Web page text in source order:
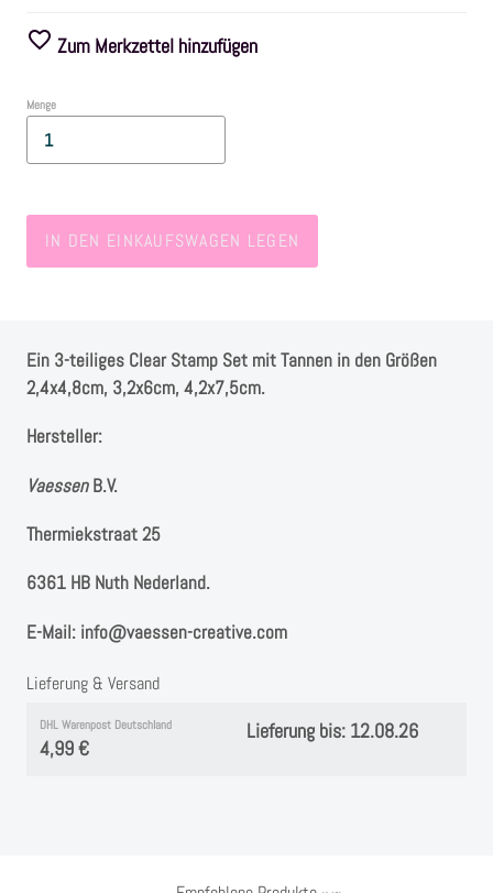
Zubehör
Maritim/Sommer
Herbst
Weihnachten
Instagram
Zum Merkzettel hinzufügen
Menge
IN DEN EINKAUFSWAGEN LEGEN
Ein 3-teiliges Clear Stamp Set mit Tannen in den Größen
2,4x4,8cm, 3,2x6cm, 4,2x7,5cm.
Hersteller:
VaessenB.V. ⁠
Thermiekstraat 25 ⁠
6361 HB Nuth ⁠⁠Nederland.
E-Mail: info@vaessen-creative.com
Lieferung & Versand
DHL Warenpost Deutschland
4,99 €
Lieferung bis: 12.08.26